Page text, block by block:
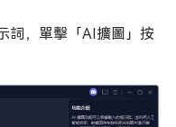
詞，單擊「AI擴圖」按